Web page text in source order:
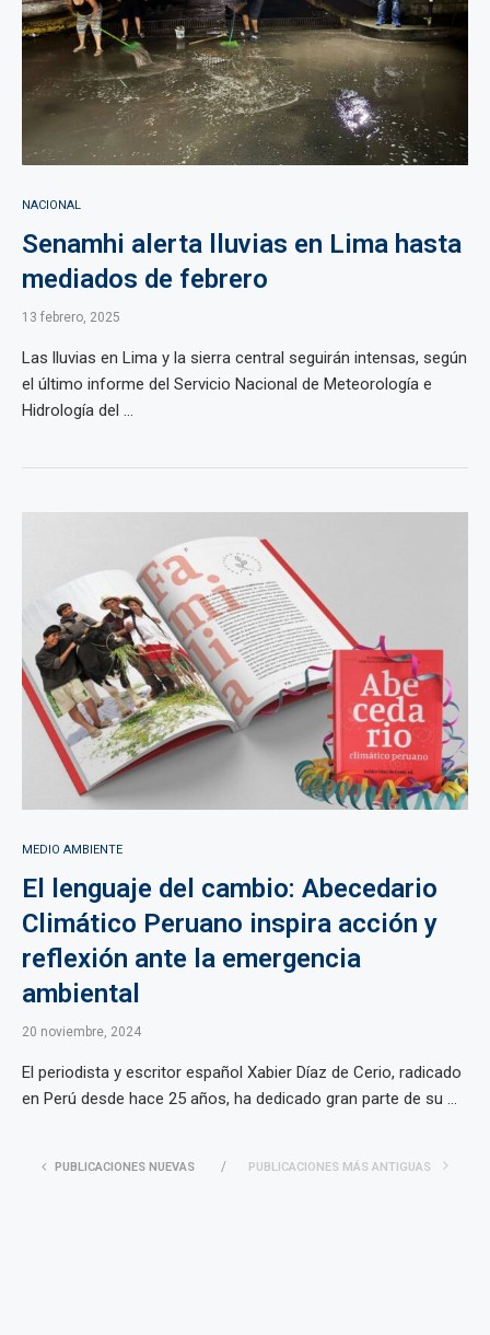
NACIONAL
Senamhi alerta lluvias en Lima hasta
mediados de febrero
13 febrero, 2025
Las lluvias en Lima y la sierra central seguirán intensas, según
el último informe del Servicio Nacional de Meteorología e
Hidrología del ...
MEDIO AMBIENTE
El lenguaje del cambio: Abecedario
Climático Peruano inspira acción y
reflexión ante la emergencia
ambiental
20 noviembre, 2024
El periodista y escritor español Xabier Díaz de Cerio, radicado
en Perú desde hace 25 años, ha dedicado gran parte de su ...
PUBLICACIONES NUEVAS PUBLICACIONES MÁS ANTIGUAS